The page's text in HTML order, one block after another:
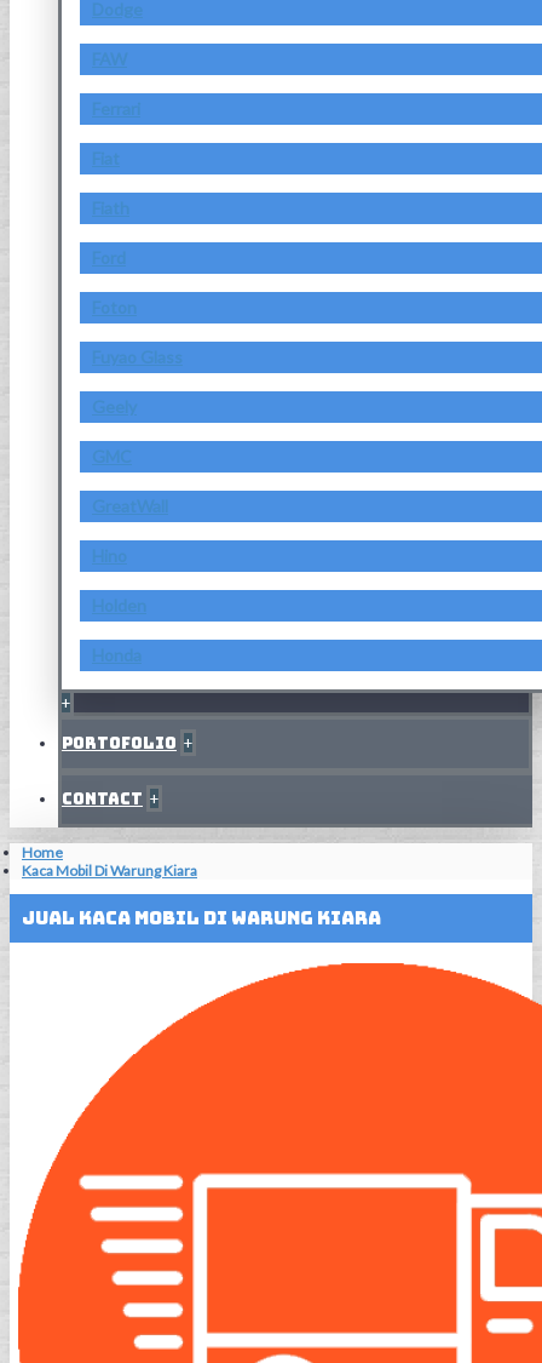
Dodge
FAW
Ferrari
Fiat
Fiath
Ford
Foton
Fuyao Glass
Geely
GMC
GreatWall
Hino
Holden
Honda
+
Portofolio +
Contact +
Home
Kaca Mobil Di Warung Kiara
Jual Kaca Mobil Di Warung Kiara